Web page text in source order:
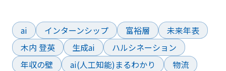
ai
インターンシップ 富裕層
未来年表
木内 登英
生成ai
ハルシネーション
年収の壁
ai(人工知能)まるわかり 物流